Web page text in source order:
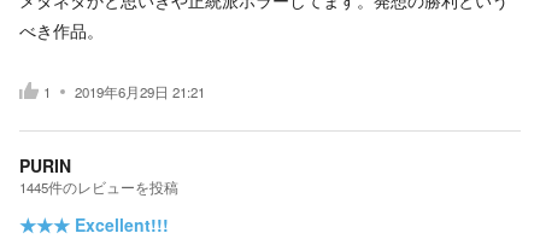
べき作品。
1 2019年6月29日 21:21
PURIN
1445件のレビューを投稿
★★★ Excellent!!!